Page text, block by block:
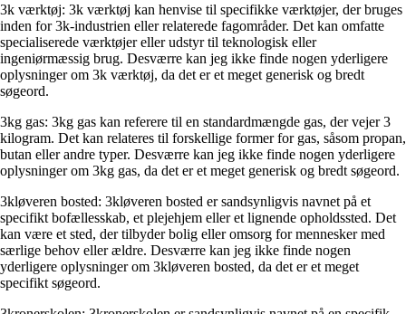
3k værktøj: 3k værktøj kan henvise til specifikke værktøjer, der bruges
inden for 3k-industrien eller relaterede fagområder. Det kan omfatte
specialiserede værktøjer eller udstyr til teknologisk eller
ingeniørmæssig brug. Desværre kan jeg ikke finde nogen yderligere
oplysninger om 3k værktøj, da det er et meget generisk og bredt
søgeord.
3kg gas: 3kg gas kan referere til en standardmængde gas, der vejer 3
kilogram. Det kan relateres til forskellige former for gas, såsom propan,
butan eller andre typer. Desværre kan jeg ikke finde nogen yderligere
oplysninger om 3kg gas, da det er et meget generisk og bredt søgeord.
3kløveren bosted: 3kløveren bosted er sandsynligvis navnet på et
specifikt bofællesskab, et plejehjem eller et lignende opholdssted. Det
kan være et sted, der tilbyder bolig eller omsorg for mennesker med
særlige behov eller ældre. Desværre kan jeg ikke finde nogen
yderligere oplysninger om 3kløveren bosted, da det er et meget
specifikt søgeord.